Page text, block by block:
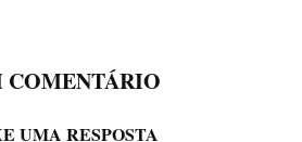
COMENTÁRIO
UMA RESPOSTA